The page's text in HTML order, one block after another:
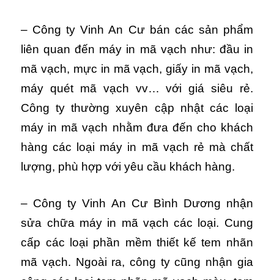
– Công ty Vinh An Cư bán các sản phẩm
liên quan đến máy in mã vạch như: đầu in
mã vạch, mực in mã vạch, giấy in mã vạch,
máy quét mã vạch vv… với giá siêu rẻ.
Công ty thường xuyên cập nhật các loại
máy in mã vạch nhằm đưa đến cho khách
hàng các loại máy in mã vạch rẻ mà chất
lượng, phù hợp với yêu cầu khách hàng.
– Công ty Vinh An Cư Bình Dương nhận
sửa chữa máy in mã vạch các loại. Cung
cấp các loại phần mềm thiết kế tem nhãn
mã vạch. Ngoài ra, công ty cũng nhận gia